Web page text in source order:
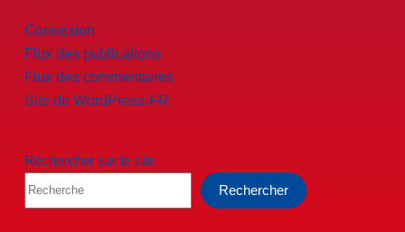
Connexion
Flux des publications
Flux des commentaires
Site de WordPress-FR
Rechercher sur le site
Rechercher